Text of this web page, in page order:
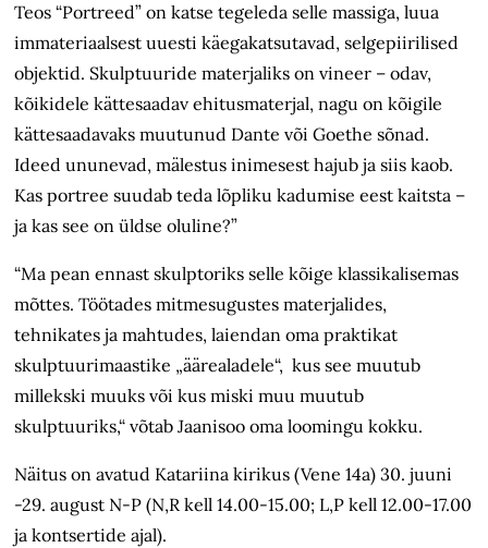
Teos “Portreed” on katse tegeleda selle massiga, luua
immateriaalsest uuesti käegakatsutavad, selgepiirilised
objektid. Skulptuuride materjaliks on vineer – odav,
kõikidele kättesaadav ehitusmaterjal, nagu on kõigile
kättesaadavaks muutunud Dante või Goethe sõnad.
Ideed ununevad, mälestus inimesest hajub ja siis kaob.
Kas portree suudab teda lõpliku kadumise eest kaitsta –
ja kas see on üldse oluline?”
“Ma pean ennast skulptoriks selle kõige klassikalisemas
mõttes. Töötades mitmesugustes materjalides,
tehnikates ja mahtudes, laiendan oma praktikat
skulptuurimaastike „äärealadele“, kus see muutub
millekski muuks või kus miski muu muutub
skulptuuriks,“ võtab Jaanisoo oma loomingu kokku.
Näitus on avatud Katariina kirikus (Vene 14a) 30. juuni
-29. august N-P (N,R kell 14.00-15.00; L,P kell 12.00-17.00
ja kontsertide ajal).